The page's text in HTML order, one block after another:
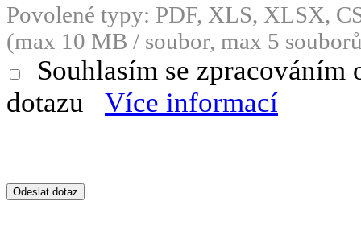
Povolené typy: PDF, XLS, XLSX,
(max 10 MB / soubor, max 5
Souhlasím se
dotazu
Více informací